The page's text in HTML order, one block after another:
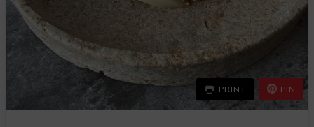
PRINT PIN